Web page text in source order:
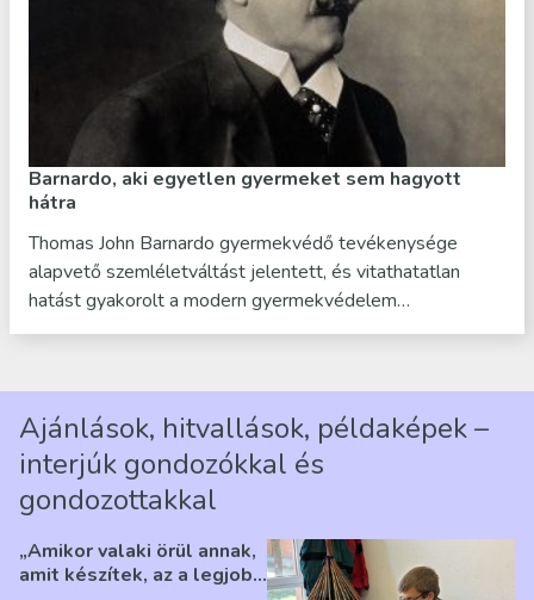
Barnardo, aki egyetlen gyermeket sem hagyott
hátra
Thomas John Barnardo gyermekvédő tevékenysége
alapvető szemléletváltást jelentett, és vitathatatlan
hatást gyakorolt a modern gyermekvédelem…
Ajánlások, hitvallások, példaképek –
interjúk gondozókkal és
gondozottakkal
„Amikor valaki örül annak,
amit készítek, az a legjobb